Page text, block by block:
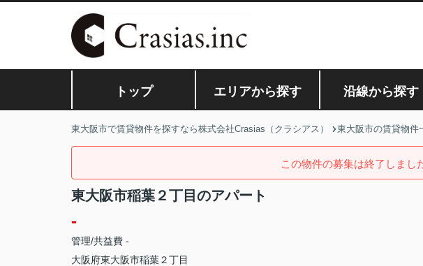
トップ エリアから探す 沿線から探す
東大阪市で賃貸物件を探すなら株式会社Crasias（クラシアス） 東大阪市の賃貸物件
この物件の募集は終了しまし
東大阪市稲葉２丁目のアパート
-
管理/共益費 -
大阪府東大阪市稲葉２丁目